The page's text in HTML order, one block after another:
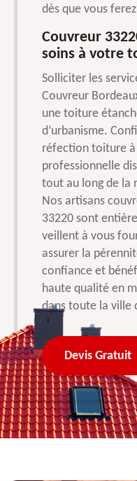
dès que vous
Couvreur
soins à votre
Solliciter les
Couvreur
une toiture
d’urbanisme.
réfection toiture à
professionnelle
tout au long de la
Nos artisans
33220 sont
veillent à vous
assurer la
confiance et
haute qualité en
dans toute la ville
Devis Gratuit